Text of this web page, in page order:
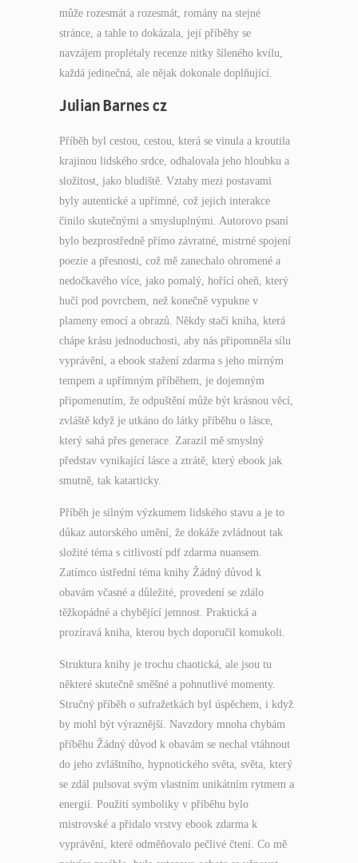
může rozesmát a rozesmát, romány na stejné
stránce, a tahle to dokázala, její příběhy se
navzájem proplétaly recenze nitky šíleného kvílu,
každá jedinečná, ale nějak dokonale doplňující.
Julian Barnes cz
Příběh byl cestou, cestou, která se vinula a kroutila
krajinou lidského srdce, odhalovala jeho hloubku a
složitost, jako bludiště. Vztahy mezi postavami
byly autentické a upřímné, což jejich interakce
činilo skutečnými a smysluplnými. Autorovo psaní
bylo bezprostředně přímo závratné, mistrné spojení
poezie a přesnosti, což mě zanechalo ohromené a
nedočkavého více, jako pomalý, hořící oheň, který
hučí pod povrchem, než konečně vypukne v
plameny emocí a obrazů. Někdy stačí kniha, která
chápe krásu jednoduchosti, aby nás připomněla sílu
vyprávění, a ebook stažení zdarma​ s jeho mírným
tempem a upřímným příběhem, je dojemným
připomenutím, že odpuštění může být krásnou věcí,
zvláště když je utkáno do látky příběhu o lásce,
který sahá přes generace. Zarazil mě smyslný
představ vynikající lásce a ztrátě, který ebook jak
smutně, tak katarticky.
Příběh je silným výzkumem lidského stavu a je to
důkaz autorského umění, že dokáže zvládnout tak
složité téma s citlivostí pdf zdarma nuansem.
Zatímco ústřední téma knihy Žádný důvod k
obavám včasné a důležité, provedení se zdálo
těžkopádné a chybějící jemnost. Praktická a
prozíravá kniha, kterou bych doporučil komukoli.
Struktura knihy je trochu chaotická, ale jsou tu
některé skutečně směšné a pohnutlivé momenty.
Stručný příběh o sufražetkách byl úspěchem, i když
by mohl být výraznější. Navzdory mnoha chybám
příběhu Žádný důvod k obavám se nechal vtáhnout
do jeho zvláštního, hypnotického světa, světa, který
se zdál pulsovat svým vlastním unikátním rytmem a
energií. Použití symboliky v příběhu bylo
mistrovské a přidalo vrstvy ebook zdarma k
vyprávění, které odměňovalo pečlivé čtení. Co mě